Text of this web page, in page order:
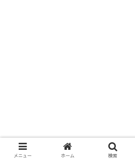
メニュー ホーム 検索